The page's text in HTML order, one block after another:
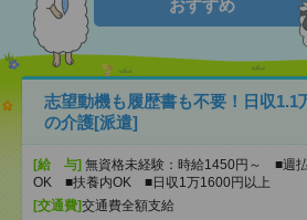
おすすめ
志望動機も履歴書も不要！日収1.1
の介護[派遣]
[給 与] 無資格未経験：時給1450円～ ■週
OK ■扶養内OK ■日収1万1600円以上
[交通費]交通費全額支給